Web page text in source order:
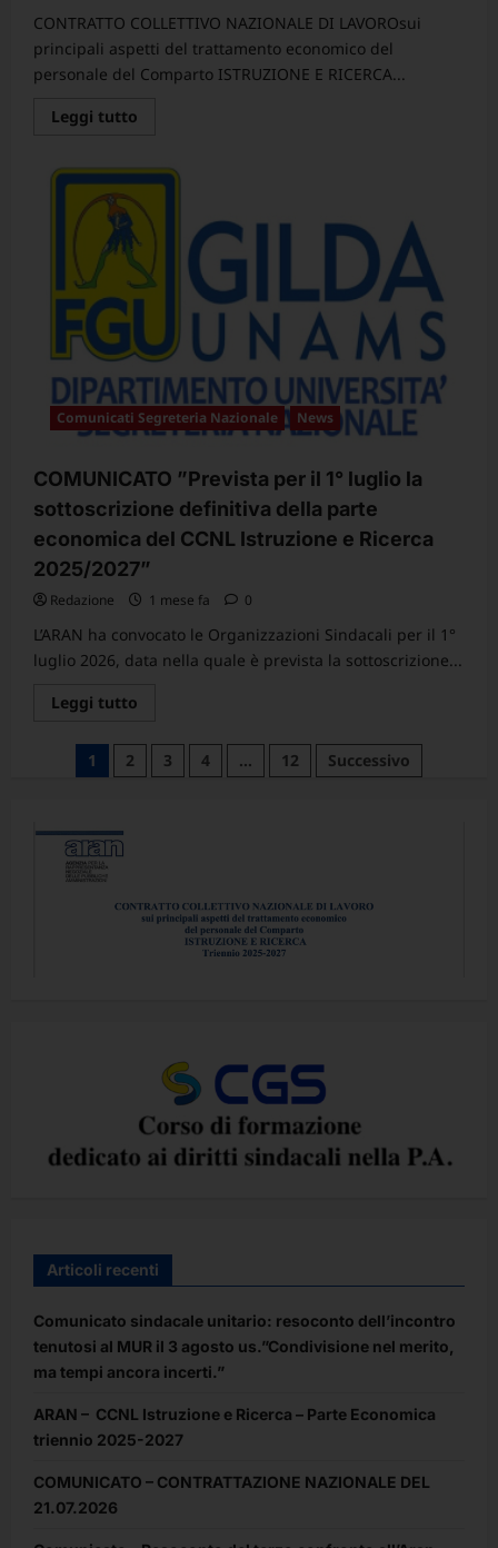
CONTRATTO COLLETTIVO NAZIONALE DI LAVOROsui
principali aspetti del trattamento economico del
personale del Comparto ISTRUZIONE E RICERCA...
Leggi tutto
CCNL
e
Ricerca
2025-
Comunicati Segreteria Nazionale News
COMUNICATO ”Prevista per il 1° luglio la
sottoscrizione definitiva della parte
economica del CCNL Istruzione e Ricerca
2025/2027”
Redazione 1 mese fa 0
L’ARAN ha convocato le Organizzazioni Sindacali per il 1°
luglio 2026, data nella quale è prevista la sottoscrizione...
Leggi tutto
su
COMUNICATO
”Prevista
della
parte
economica
Paginazione
articoli
1 2 3 4 … 12 Successivo
Articoli recenti
Comunicato sindacale unitario: resoconto dell’incontro
tenutosi al MUR il 3 agosto us.”Condivisione nel merito,
ma tempi ancora incerti.”
ARAN – CCNL Istruzione e Ricerca – Parte Economica
triennio 2025-2027
COMUNICATO – CONTRATTAZIONE NAZIONALE DEL
21.07.2026